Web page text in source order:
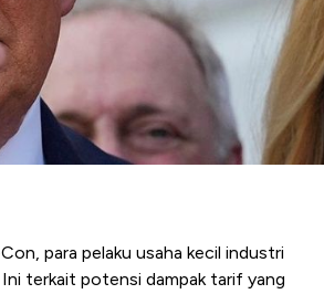
para pelaku usaha kecil industri
Ini terkait potensi dampak tarif yang